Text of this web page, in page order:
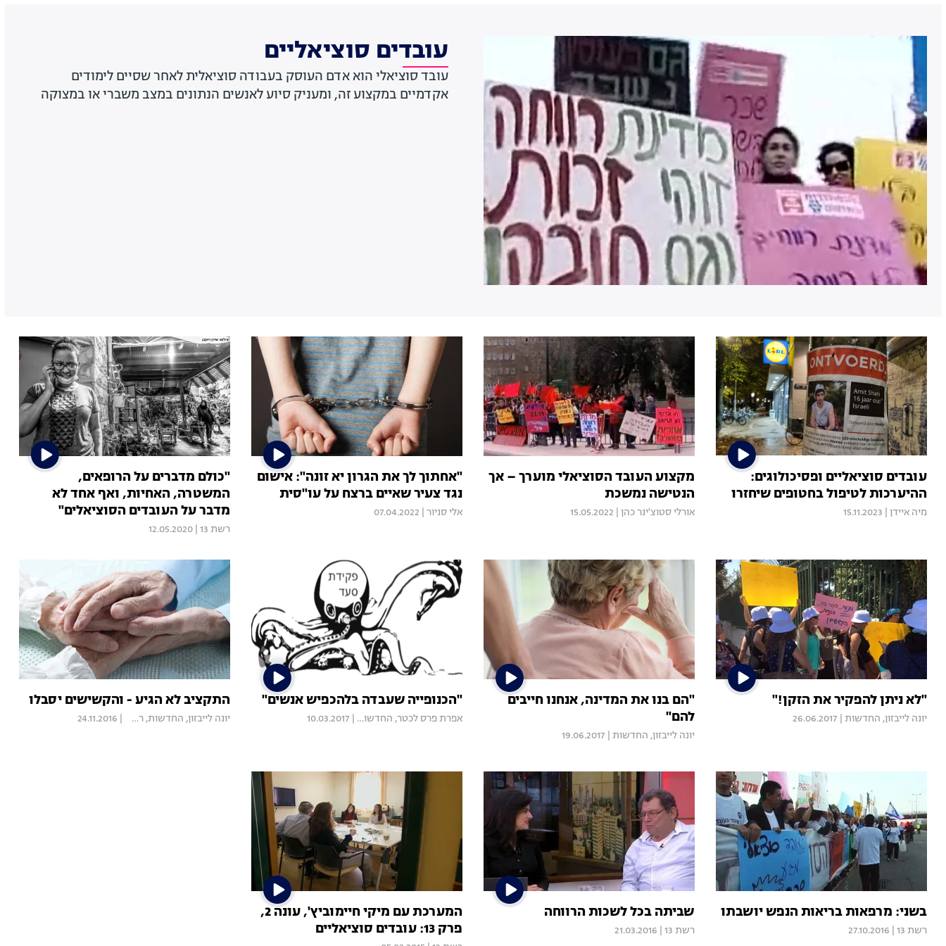
עובדים סוציאליים
עובד סוציאלי הוא אדם העוסק בעבודה סוציאלית לאחר שסיים לימודים
אקדמיים במקצוע זה, ומעניק סיוע לאנשים הנתונים במצב משברי או במצוקה
עובדים סוציאליים ופסיכולוגים:
ההיערכות לטיפול בחטופים שיחזרו
מיה איידן 15.11.2023
מקצוע העובד הסוציאלי מוערך – אך
הנטישה נמשכת
אורלי סטוצ'ינר כהן 15.05.2022
"אחתוך לך את הגרון יא זונה": אישום
נגד צעיר שאיים ברצח על עו"סית
אלי סניור 07.04.2022
"כולם מדברים על הרופאים,
המשטרה, האחיות, ואף אחד לא
מדבר על העובדים הסוציאלים"
רשת 13 12.05.2020
"לא ניתן להפקיר את הזקן!"
יונה לייבזון, החדשות 26.06.2017
"הם בנו את המדינה, אנחנו חייבים
להם"
יונה לייבזון, החדשות 19.06.2017
"הכנופייה שעבדה בלהכפיש אנשים"
אפרת פרס לכטר, החדשות. 10.03.2017
התקציב לא הגיע - והקשישים יסבלו
יונה לייבזון, החדשות, רשת 13 24.11.2016
בשני: מרפאות בריאות הנפש יושבתו
רשת 13 27.10.2016
שביתה בכל לשכות הרווחה
רשת 13 21.03.2016
המערכת עם מיקי חיימוביץ', עונה 2,
פרק 13: עובדים סוציאליים